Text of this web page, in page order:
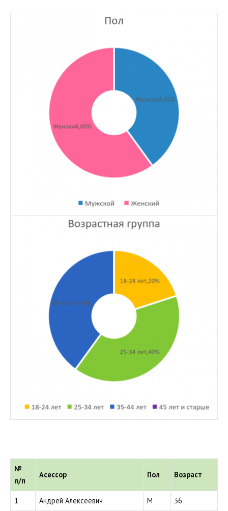
№
п/п
Асессор Пол Возраст
1 Андрей Алексеевич М 36